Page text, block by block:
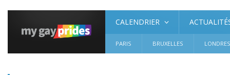
CALENDRIER
PARIS BRUXELLES LONDRES